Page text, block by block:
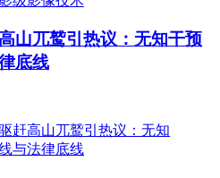
山兀鹫引热议：无知干预
底线